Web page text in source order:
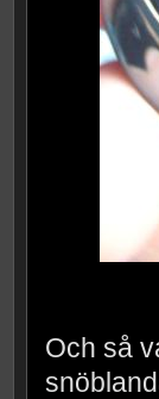
Och så